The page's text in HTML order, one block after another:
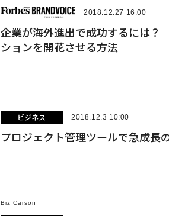
2018.12.27 16:00
企業が海外進出で成功するには
ションを開花させる方法
ビジネス 2018.12.3 10:00
プロジェクト管理ツールで急成長
Biz Carson